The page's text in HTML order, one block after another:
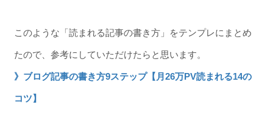
このような「読まれる記事の書き方」をテンプレにまとめ
たので、参考にしていただけたらと思います。
》ブログ記事の書き方9ステップ【月26万PV読まれる14の
コツ】